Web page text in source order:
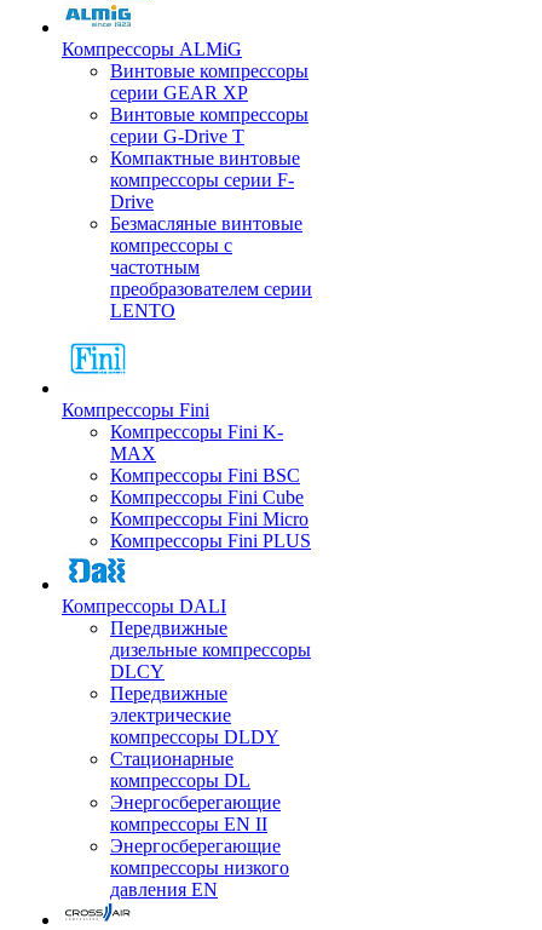
Компрессоры ALMiG
Винтовые компрессоры
серии GEAR XP
Винтовые компрессоры
серии G-Drive T
Компактные винтовые
компрессоры серии F-
Drive
Безмасляные винтовые
компрессоры с
частотным
преобразователем серии
LENTO
Компрессоры Fini
Компрессоры Fini K-
MAX
Компрессоры Fini BSC
Компрессоры Fini Cube
Компрессоры Fini Micro
Компрессоры Fini PLUS
Компрессоры DALI
Передвижные
дизельные компрессоры
DLCY
Передвижные
электрические
компрессоры DLDY
Стационарные
компрессоры DL
Энергосберегающие
компрессоры EN II
Энергосберегающие
компрессоры низкого
давления EN